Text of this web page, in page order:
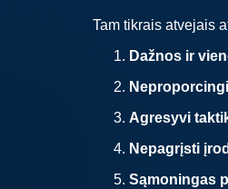
Tam tikrais atvejais
Dažnos ir
Agresyvi
Nepagrįsti
Sąmoningas